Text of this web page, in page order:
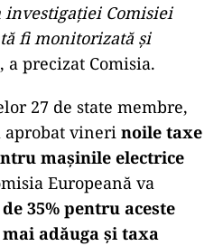
Comisiei
fi monitorizată şi
a precizat Comisia.
27 de state membre,
aprobat vineri noile taxe
mașinile electrice
Europeană va
35% pentru aceste
adăuga și taxa